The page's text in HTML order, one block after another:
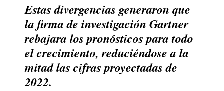
Estas divergencias generaron que
la firma de investigación Gartner
rebajara los pronósticos para todo
el crecimiento, reduciéndose a la
mitad las cifras proyectadas de
2022.